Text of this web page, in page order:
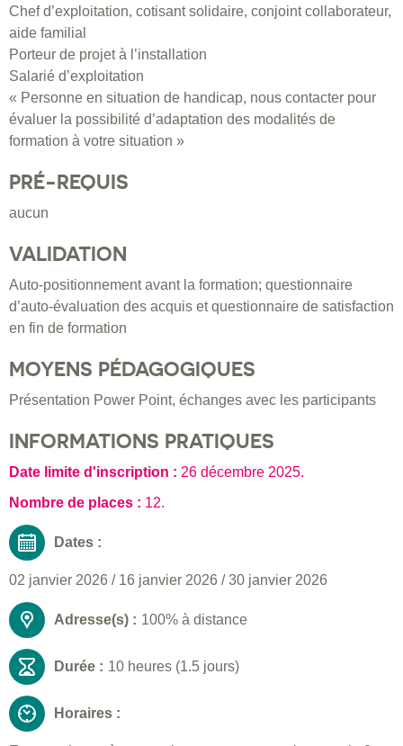
Chef d’exploitation, cotisant solidaire, conjoint collaborateur,
aide familial
Porteur de projet à l’installation
Salarié d’exploitation
« Personne en situation de handicap, nous contacter pour
évaluer la possibilité d’adaptation des modalités de
formation à votre situation »
PRÉ-REQUIS
aucun
VALIDATION
Auto-positionnement avant la formation; questionnaire
d’auto-évaluation des acquis et questionnaire de satisfaction
en fin de formation
MOYENS PÉDAGOGIQUES
Présentation Power Point, échanges avec les participants
INFORMATIONS PRATIQUES
Date limite d'inscription : 26 décembre 2025.
Nombre de places : 12.
Dates :
02 janvier 2026 / 16 janvier 2026 /30 janvier 2026
Adresse(s) : 100% à distance
Durée : 10 heures (1.5 jours)
Horaires :